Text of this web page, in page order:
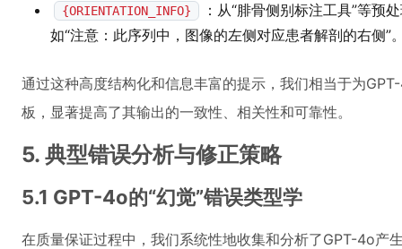
{ORIENTATION_INFO}
：从“腓骨侧别标注工具”等预
如“注意：此序列中，图像的左侧对应患者解剖的右侧”
通过这种高度结构化和信息丰富的提示，我们相当于为
板，显著提高了其输出的一致性、相关性和可靠性。
5. 典型错误分析与修正策略
5.1 GPT-4o的“幻觉”错误类型学
在质量保证过程中，我们系统性地收集和分析了GPT-4o产